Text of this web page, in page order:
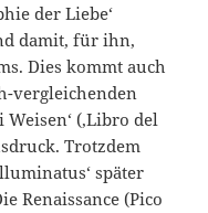
der Liebe‘
damit, für ihn,
Dies kommt auch
vergleichenden
(‚Libro del
Trotzdem
später
Renaissance (Pico